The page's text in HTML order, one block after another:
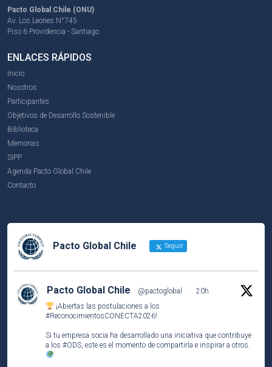
Pacto Global Chile (ONU)
Av. Los Leones N°745
Piso 6 Providencia - Santiago
ENLACES RÁPIDOS
Inicio
Nosotros
Participantes
Objetivos de Desarrollo Sostenible
Biblioteca
Memorias
SIPP
Agenda Pacto Global Chile
Contacto
Pacto Global Chile Seguir
Pacto Global Chile @pactoglobal ·
20h
¡Abiertas las postulaciones a los
#ReconocimientosCONECTA2026!
Si tu empresa socia ha desarrollado una iniciativa que contribuye
a los #ODS , este es el momento de compartirla e inspirar a otros.